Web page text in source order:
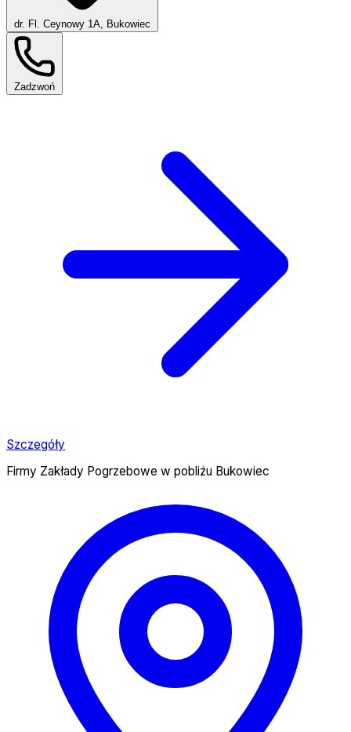
dr. Fl. Ceynowy 1A, Bukowiec
Zadzwoń
Szczegóły
Firmy Zakłady Pogrzebowe w pobliżu Bukowiec